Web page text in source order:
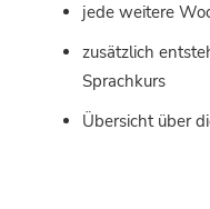
jede weitere
zusätzlich
Sprachkurs
Übersicht über